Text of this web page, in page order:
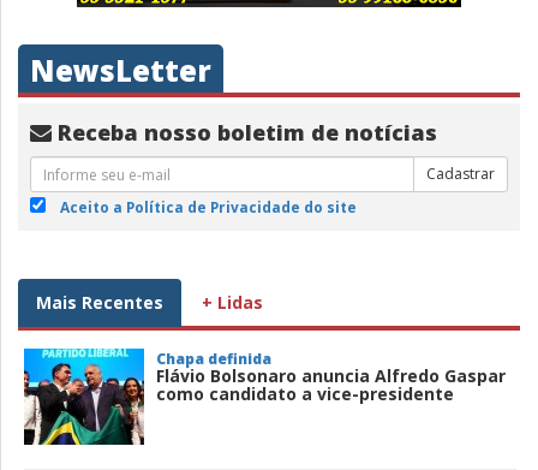
NewsLetter
Receba nosso boletim de notícias
Cadastrar
Aceito a Política de Privacidade do site
Mais Recentes + Lidas
Chapa definida
Flávio Bolsonaro anuncia Alfredo Gaspar
como candidato a vice-presidente